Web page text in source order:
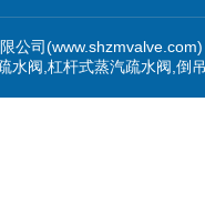
公司
水阀,杠杆式蒸汽疏水阀,倒